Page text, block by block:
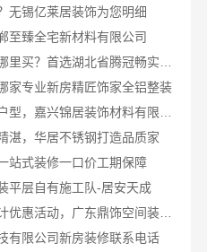
无锡亿莱居装饰为您明细
至臻全宅新材料有限公司
家专业新房精匠饰家全铝整装
湛，华居不锈钢打造品质家
站式装修一口价工期保障
平层自有施工队-居安天成
珠三角靠谱空间设计优惠活动，广东鼎饰空间装饰工程有限公司
有限公司新房装修联系电话